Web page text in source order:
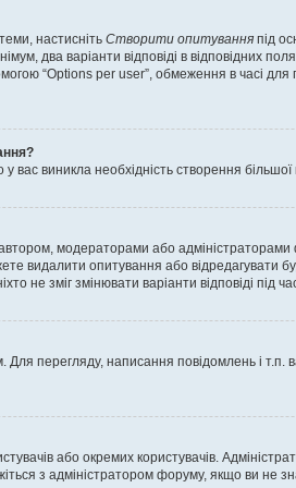
настисніть Створити опитування під
два варіанти відповіді в відповідних
“Options per user”, обмеження в часі
виникла необхідність створення
модераторами або
видалити опитування або відредагувати
не зміг змінювати варіанти відповіді під
перегляду, написання повідомлень і
або окремих користувачів.
з адміністратором форуму, якщо ви не